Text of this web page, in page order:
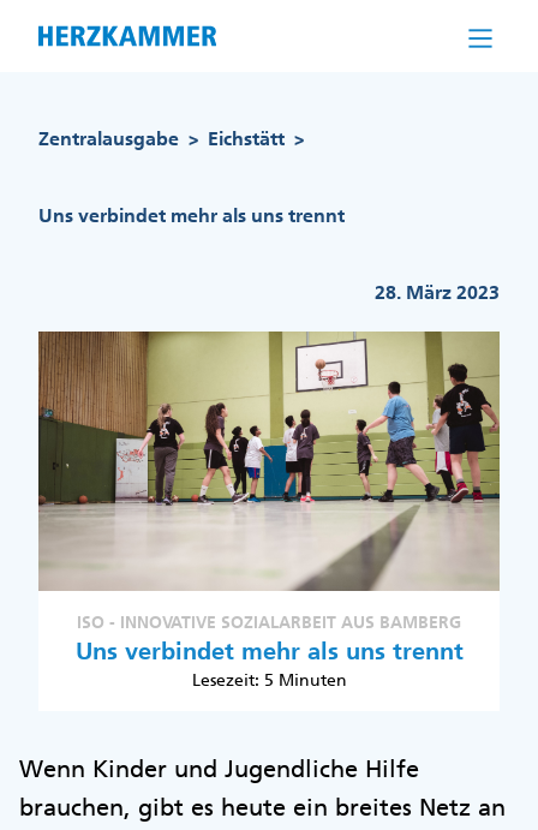
Zentralausgabe > Eichstätt >
Uns verbindet mehr als uns trennt
28. März 2023
ISO - INNOVATIVE SOZIALARBEIT AUS BAMBERG
Uns verbindet mehr als uns trennt
Lesezeit: 5 Minuten
Wenn Kinder und Jugendliche Hilfe
brauchen, gibt es heute ein breites Netz an